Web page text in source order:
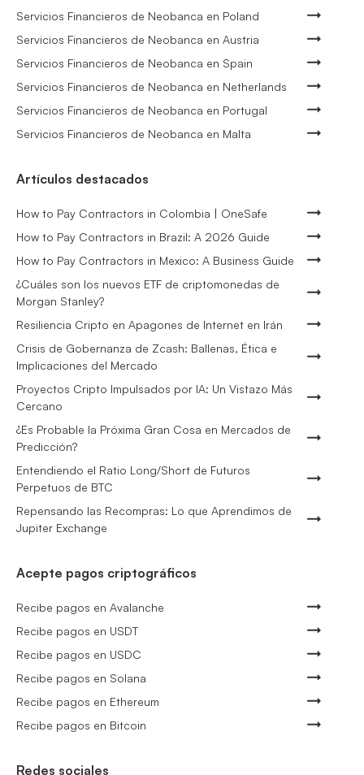
Servicios Financieros de Neobanca en Poland
Servicios Financieros de Neobanca en Austria
Servicios Financieros de Neobanca en Spain
Servicios Financieros de Neobanca en Netherlands
Servicios Financieros de Neobanca en Portugal
Servicios Financieros de Neobanca en Malta
Artículos destacados
How to Pay Contractors in Colombia | OneSafe
How to Pay Contractors in Brazil: A 2026 Guide
How to Pay Contractors in Mexico: A Business Guide
¿Cuáles son los nuevos ETF de criptomonedas de
Morgan Stanley?
Resiliencia Cripto en Apagones de Internet en Irán
Crisis de Gobernanza de Zcash: Ballenas, Ética e
Implicaciones del Mercado
Proyectos Cripto Impulsados por IA: Un Vistazo Más
Cercano
¿Es Probable la Próxima Gran Cosa en Mercados de
Predicción?
Entendiendo el Ratio Long/Short de Futuros
Perpetuos de BTC
Repensando las Recompras: Lo que Aprendimos de
Jupiter Exchange
Acepte pagos criptográficos
Recibe pagos en Avalanche
Recibe pagos en USDT
Recibe pagos en USDC
Recibe pagos en Solana
Recibe pagos en Ethereum
Recibe pagos en Bitcoin
Redes sociales